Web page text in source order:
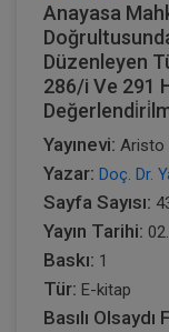
Anayasa
Düzenleyen
286/i Ve 291
Yayınevi: Aristo
Yazar: Doç. Dr.
Sayfa Sayısı:
Yayın Tarihi:
Baskı: 1
Tür: E-kitap
Basılı Olsaydı